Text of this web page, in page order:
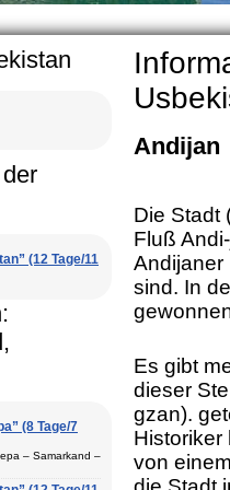
The
rather
5-6
(12 Tage/11
(8 Tage/7
– Samarkand –
Andijan
Die Stadt
Fluß
Andijaner
sind. In
Es gibt
dieser
gzan).
Historiker
von